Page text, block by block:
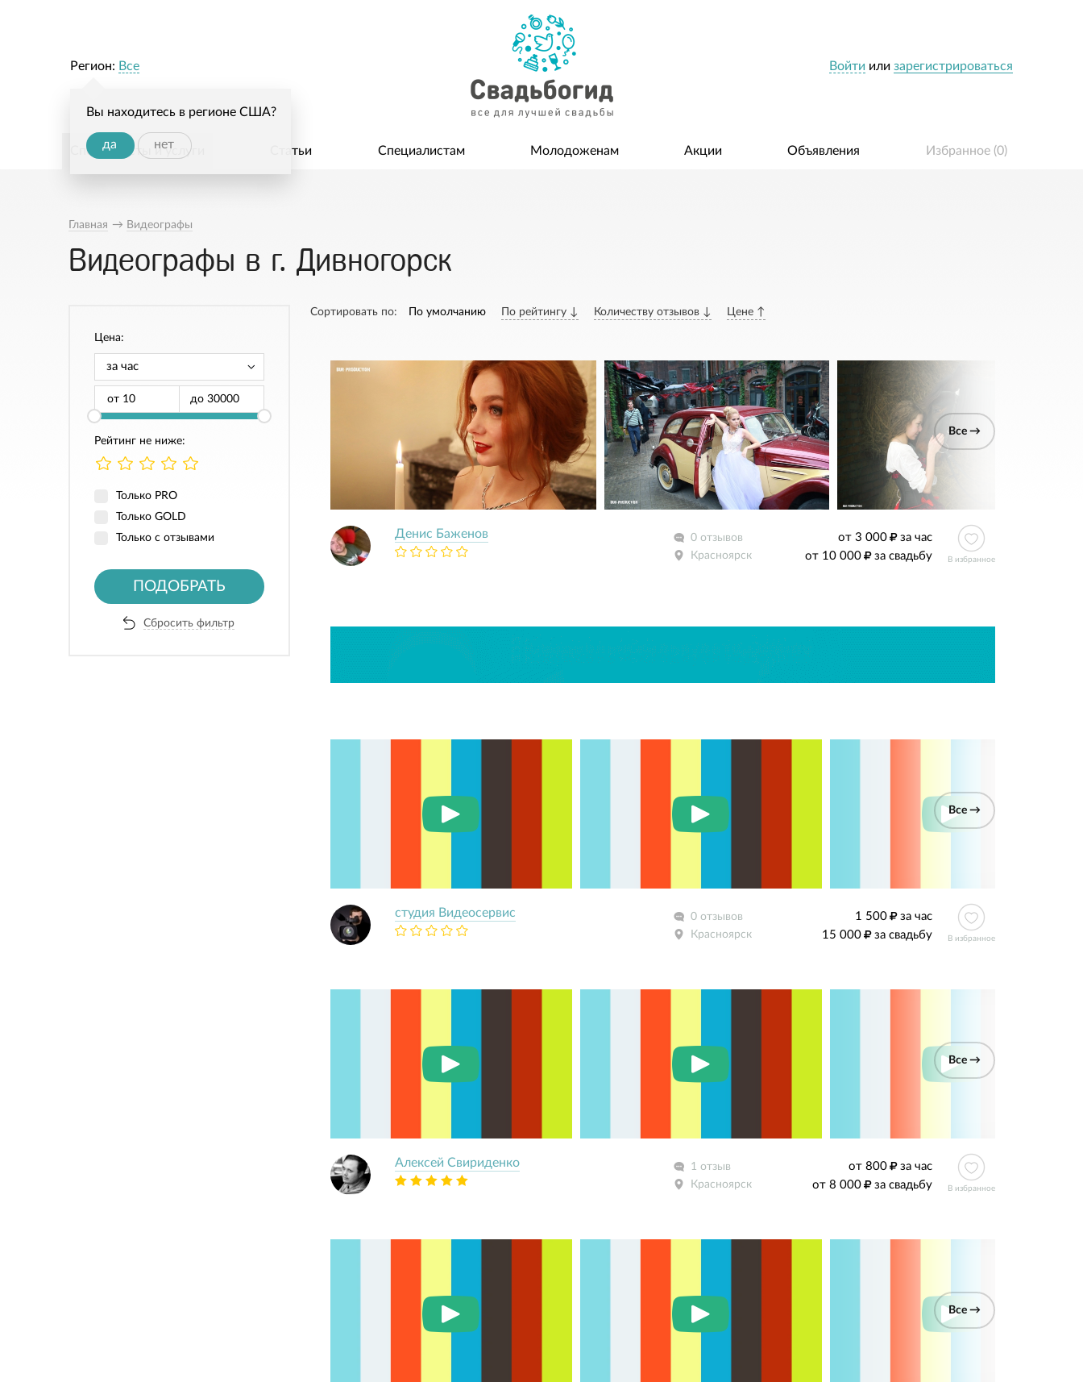
Войти или зарегистрироваться
Регион: Все
Вы находитесь в регионе США?
да нет
Специалисты и услуги Статьи Специалистам Молодоженам Акции Объявления Избранное (0)
Главная → Видеографы
Видеографы в г. Дивногорск
Цена:
от до
Рейтинг не ниже:
Только PRO
Только GOLD
Только с отзывами
ПОДОБРАТЬ
Сбросить фильтр
Сортировать по: По умолчанию По рейтингу ↓ Количеству отзывов ↓ Цене ↑
Все →
Денис Баженов
0 отзывов
Красноярск
от 3 000
за час
от 10 000
за свадьбу В избранное
Все →
студия Видеосервис
0 отзывов
Красноярск
1 500
за час
15 000
за свадьбу В избранное
Все →
Алексей Свириденко
1 отзыв
Красноярск
от 800
за час
от 8 000
за свадьбу В избранное
Все →